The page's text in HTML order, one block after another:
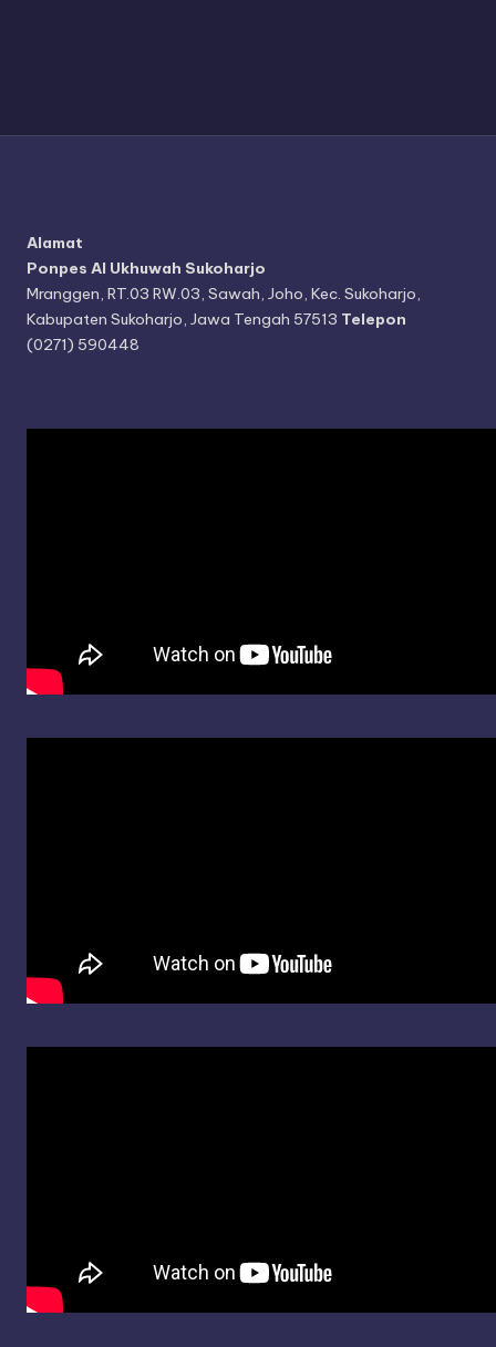
Alamat
Ponpes Al Ukhuwah Sukoharjo
Mranggen, RT.03 RW.03, Sawah, Joho, Kec. Sukoharjo,
Kabupaten Sukoharjo, Jawa Tengah 57513 Telepon
(0271) 590448